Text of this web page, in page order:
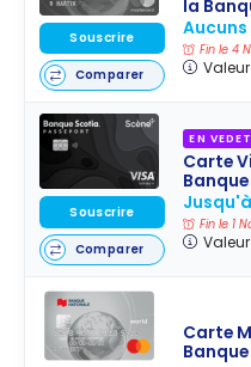
Infinite
Passeport +
Banque Scotia
la
Fin le 4
Souscrire
Comparer
EN
Carte
Fin le 1
Souscrire
Comparer
Carte